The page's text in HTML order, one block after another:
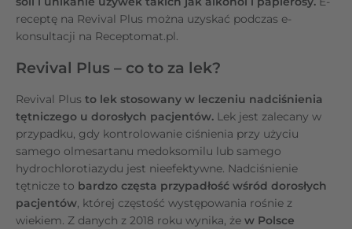
receptę na Revival Plus można uzyskać podczas e-
konsultacji na Receptomat.pl.
Revival Plus – co to za lek?
Revival Plus to lek stosowany w leczeniu nadciśnienia
tętniczego u dorosłych pacjentów. Lek jest zalecany w
przypadku, gdy kontrolowanie ciśnienia przy użyciu
samego olmesartanu medoksomilu lub samego
hydrochlorotiazydu jest nieefektywne. Nadciśnienie
tętnicze to bardzo częsta przypadłość wśród dorosłych
pacjentów, której częstość występowania rośnie z
wiekiem. Z danych z 2018 roku wynika, że w Polsce